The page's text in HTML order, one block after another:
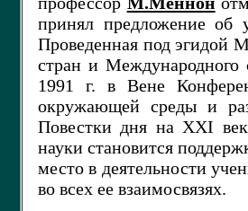
принял предложение об
Проведенная под эгидой
стран и Международного
1991 г. в Вене
окружающей среды и
Повестки дня на XXI
науки становится
место в деятельности
во всех ее взаимосвязях.